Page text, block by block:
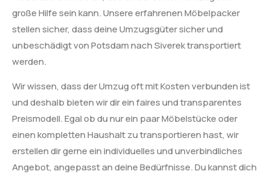
große Hilfe sein kann. Unsere erfahrenen Möbelpacker
stellen sicher, dass deine Umzugsgüter sicher und
unbeschädigt von Potsdam nach Siverek transportiert
werden.
Wir wissen, dass der Umzug oft mit Kosten verbunden ist
und deshalb bieten wir dir ein faires und transparentes
Preismodell. Egal ob du nur ein paar Möbelstücke oder
einen kompletten Haushalt zu transportieren hast, wir
erstellen dir gerne ein individuelles und unverbindliches
Angebot, angepasst an deine Bedürfnisse. Du kannst dich